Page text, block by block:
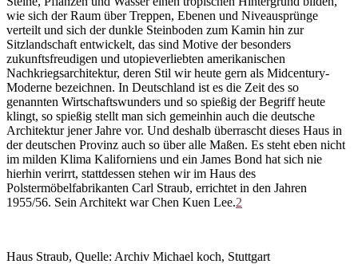
wie sich der Raum über Treppen, Ebenen und Niveausprünge
verteilt und sich der dunkle Steinboden zum Kamin hin zur
Sitzlandschaft entwickelt, das sind Motive der besonders
zukunftsfreudigen und utopieverliebten amerikanischen
Nachkriegsarchitektur, deren Stil wir heute gern als Midcentury-
Moderne bezeichnen. In Deutschland ist es die Zeit des so
genannten Wirtschaftswunders und so spießig der Begriff heute
klingt, so spießig stellt man sich gemeinhin auch die deutsche
Architektur jener Jahre vor. Und deshalb überrascht dieses Haus in
der deutschen Provinz auch so über alle Maßen. Es steht eben nicht
im milden Klima Kaliforniens und ein James Bond hat sich nie
hierhin verirrt, stattdessen stehen wir im Haus des
Polstermöbelfabrikanten Carl Straub, errichtet in den Jahren
1955/56. Sein Architekt war Chen Kuen Lee.2
Haus Straub, Quelle: Archiv Michael koch, Stuttgart